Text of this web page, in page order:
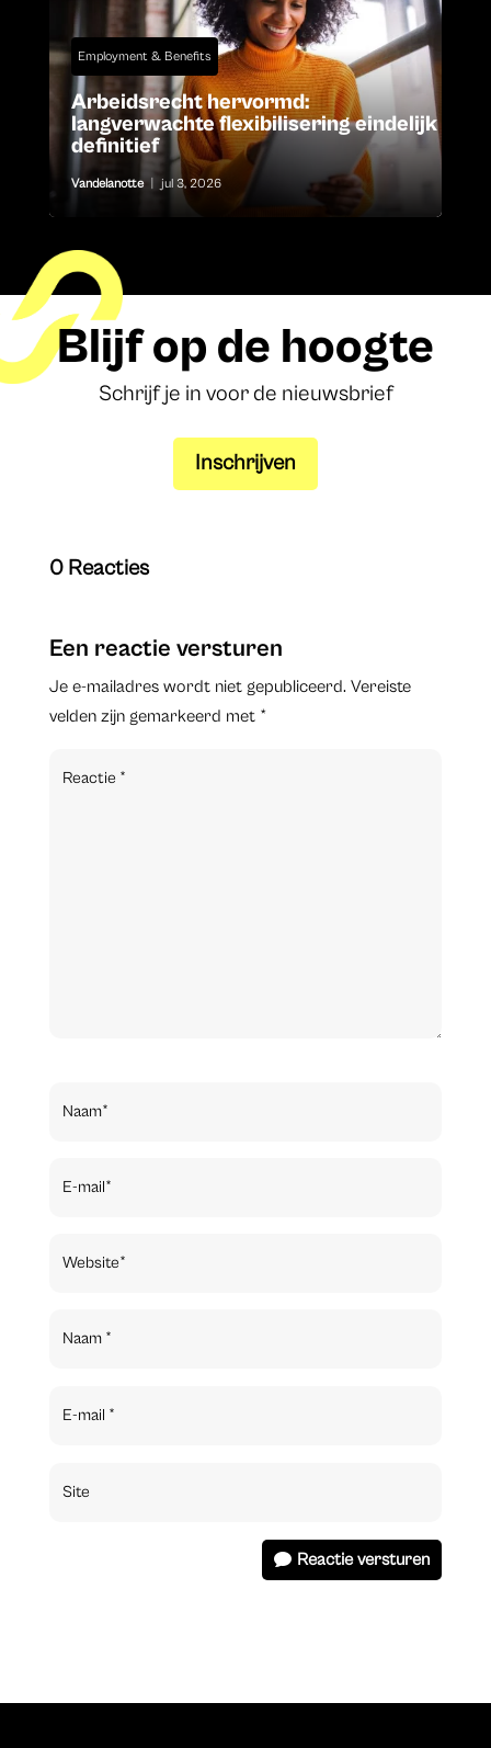
Employment & Benefits
Arbeidsrecht hervormd:
langverwachte flexibilisering eindelijk
definitief
Vandelanotte jul 3, 2026
Blijf op de hoogte
Schrijf je in voor de nieuwsbrief
Inschrijven
0 Reacties
Een reactie versturen
Je e-mailadres wordt niet gepubliceerd. Vereiste
velden zijn gemarkeerd met *
Reactie versturen